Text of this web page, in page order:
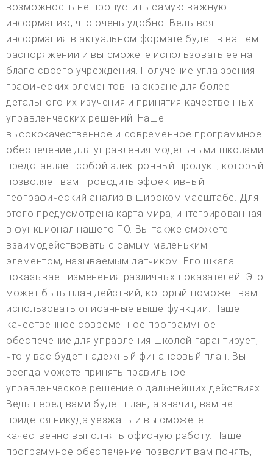
возможность не пропустить самую важную
информацию, что очень удобно. Ведь вся
информация в актуальном формате будет в вашем
распоряжении и вы сможете использовать ее на
благо своего учреждения. Получение угла зрения
графических элементов на экране для более
детального их изучения и принятия качественных
управленческих решений. Наше
высококачественное и современное программное
обеспечение для управления модельными школами
представляет собой электронный продукт, который
позволяет вам проводить эффективный
географический анализ в широком масштабе. Для
этого предусмотрена карта мира, интегрированная
в функционал нашего ПО. Вы также сможете
взаимодействовать с самым маленьким
элементом, называемым датчиком. Его шкала
показывает изменения различных показателей. Это
может быть план действий, который поможет вам
использовать описанные выше функции. Наше
качественное современное программное
обеспечение для управления школой гарантирует,
что у вас будет надежный финансовый план. Вы
всегда можете принять правильное
управленческое решение о дальнейших действиях.
Ведь перед вами будет план, а значит, вам не
придется никуда уезжать и вы сможете
качественно выполнять офисную работу. Наше
программное обеспечение позволит вам понять,